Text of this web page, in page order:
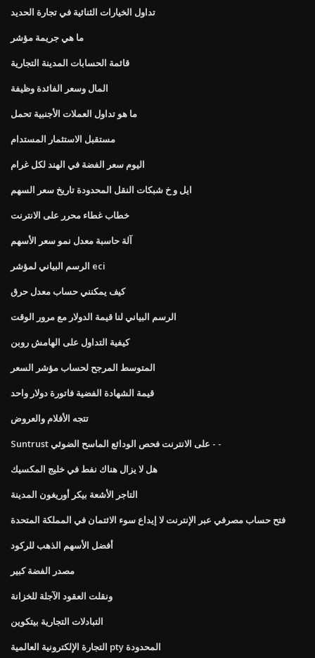
تداول الخيارات الثنائية في تجارة الحديد
ما هي جريمة مؤشر
قائمة الحسابات المدينة التجارية
المال وسعر الفائدة وظيفة
ما هو تداول العملات الأجنبية تحمل
مستقبل الاستثمار المستدام
اليوم سعر الفضة في الهند لكل غرام
ايل و خ شبكات النقل المحدودة تاريخ سعر السهم
خطاب غطاء محرر على الانترنت
آلة حاسبة معدل نمو سعر الأسهم
الرسم البياني لمؤشر eci
كيف يمكنني حساب معدل حرق
الرسم البياني لنا قيمة الدولار مع مرور الوقت
كيفية التداول على الهامش روبن
المتوسط ​​المرجح لحساب مؤشر السعر
قيمة الشهادة الفضية فاتورة دولار واحد
تتجه الأفلام والعروض
Suntrust على الانترنت فحص الودائع الماسح الضوئي - -
هل لا يزال هناك نفط في خليج المكسيك
التاجر الأشعة بيكر أوريغون المدينة
فتح حساب مصرفي عبر الإنترنت لا إيداع سوء الائتمان في المملكة المتحدة
أفضل الأسهم الذهب للركود
مصدر الفضة كبير
ونقلت العقود الآجلة للخزانة
التبادلات التجارية بيتكوين
التجارة الإلكترونية العالمية pty المحدودة